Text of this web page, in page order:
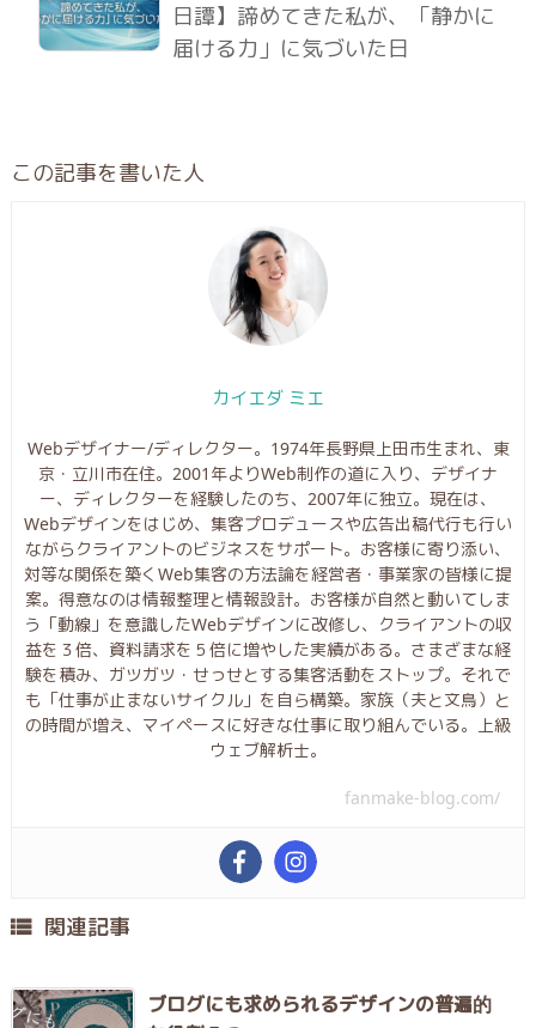
日譚】諦めてきた私が、「静かに
届ける力」に気づいた日
この記事を書いた人
カイエダ ミエ
Webデザイナー/ディレクター。1974年長野県上田市生まれ、東
京・立川市在住。2001年よりWeb制作の道に入り、デザイナ
ー、ディレクターを経験したのち、2007年に独立。現在は、
Webデザインをはじめ、集客プロデュースや広告出稿代行も行い
ながらクライアントのビジネスをサポート。お客様に寄り添い、
対等な関係を築くWeb集客の方法論を経営者・事業家の皆様に提
案。得意なのは情報整理と情報設計。お客様が自然と動いてしま
う「動線」を意識したWebデザインに改修し、クライアントの収
益を３倍、資料請求を５倍に増やした実績がある。さまざまな経
験を積み、ガツガツ・せっせとする集客活動をストップ。それで
も「仕事が止まないサイクル」を自ら構築。家族（夫と文鳥）と
の時間が増え、マイペースに好きな仕事に取り組んでいる。上級
ウェブ解析士。
fanmake-blog.com/
 関連記事
ブログにも求められるデザインの普遍的